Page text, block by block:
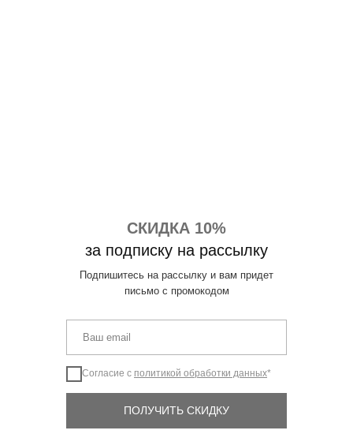
СКИДКА 10%
за подписку на рассылку
Подпишитесь на рассылку и вам придет
письмо с промокодом
Согласие с политикой обработки данных*
ПОЛУЧИТЬ СКИДКУ